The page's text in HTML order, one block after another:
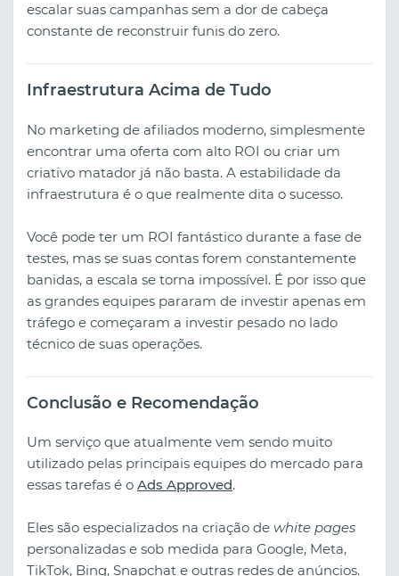
escalar suas campanhas sem a dor de cabeça
constante de reconstruir funis do zero.
Infraestrutura Acima de Tudo
No marketing de afiliados moderno, simplesmente
encontrar uma oferta com alto ROI ou criar um
criativo matador já não basta. A estabilidade da
infraestrutura é o que realmente dita o sucesso.
Você pode ter um ROI fantástico durante a fase de
testes, mas se suas contas forem constantemente
banidas, a escala se torna impossível. É por isso que
as grandes equipes pararam de investir apenas em
tráfego e começaram a investir pesado no lado
técnico de suas operações.
Conclusão e Recomendação
Um serviço que atualmente vem sendo muito
utilizado pelas principais equipes do mercado para
essas tarefas é o Ads Approved.
Eles são especializados na criação de white pages
personalizadas e sob medida para Google, Meta,
TikTok, Bing, Snapchat e outras redes de anúncios.